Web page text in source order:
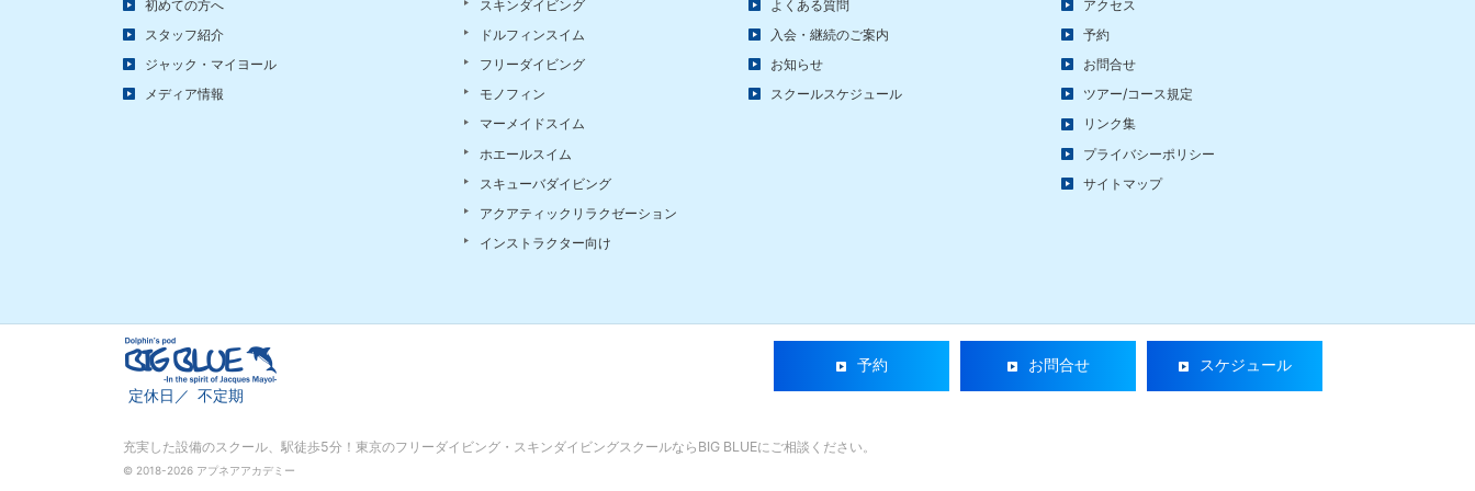
初めての方へ
スタッフ紹介
ジャック・マイヨール
メディア情報
スキンダイビング
ドルフィンスイム
フリーダイビング
モノフィン
マーメイドスイム
ホエールスイム
スキューバダイビング
アクアティックリラクゼーション
インストラクター向け
よくある質問
入会・継続のご案内
お知らせ
スクールスケジュール
アクセス
予約
お問合せ
ツアー/コース規定
リンク集
プライバシーポリシー
サイトマップ
定休日 不定期
予約 お問合せ スケジュール
© 2018-2026 アプネアアカデミー
充実した設備のスクール、 駅徒歩5分！東京のフリーダイビング・スキンダイビングスクールならBIG BLUEにご相談ください。